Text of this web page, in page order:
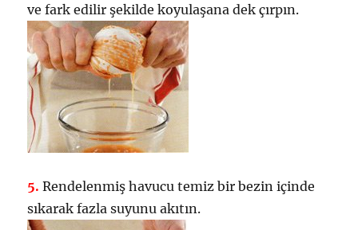
ve fark edilir şekilde koyulaşana dek çırpın.
5. Rendelenmiş havucu temiz bir bezin içinde
sıkarak fazla suyunu akıtın.